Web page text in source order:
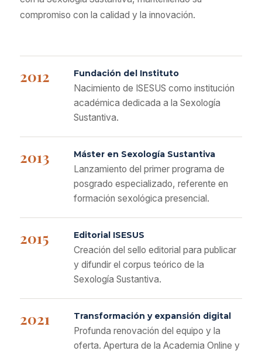
compromiso con la calidad y la innovación.
2012 Fundación del Instituto
Nacimiento de ISESUS como institución
académica dedicada a la Sexología
Sustantiva.
2013 Máster en Sexología Sustantiva
Lanzamiento del primer programa de
posgrado especializado, referente en
formación sexológica presencial.
2015 Editorial ISESUS
Creación del sello editorial para publicar
y difundir el corpus teórico de la
Sexología Sustantiva.
2021 Transformación y expansión digital
Profunda renovación del equipo y la
oferta. Apertura de la Academia Online y